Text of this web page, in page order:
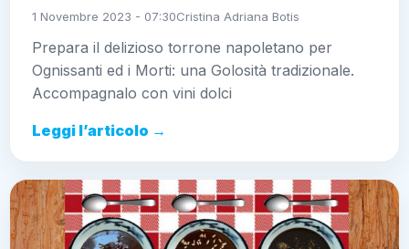
1 Novembre 2023 - 07:30Cristina Adriana Botis
Prepara il delizioso torrone napoletano per
Ognissanti ed i Morti: una Golosità tradizionale.
Accompagnalo con vini dolci
Leggi l’articolo →